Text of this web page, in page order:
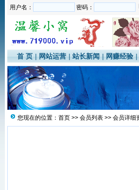
用户名： 密码：
首 页 |网站运营 |站长新闻 |网赚经验 |
您现在的位置： 首页 >> 会员列表 >> 会员详细